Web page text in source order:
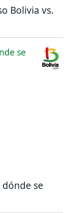
Bolivia vs.
dónde se